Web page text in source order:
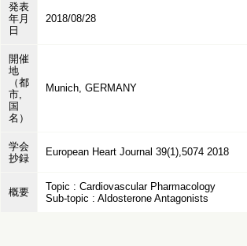
発表
年月
日
2018/08/28
開催
地
（都
市,
国
名）
Munich, GERMANY
学会
抄録
European Heart Journal 39(1),5074 2018
概要
Topic : Cardiovascular Pharmacology
Sub-topic : Aldosterone Antagonists